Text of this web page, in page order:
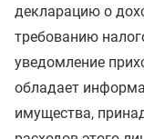
декларацию о
требованию
уведомление
обладает
имущества,